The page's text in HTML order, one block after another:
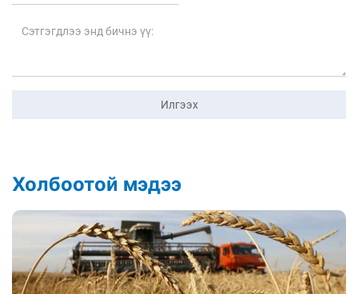
Илгээх
Холбоотой мэдээ